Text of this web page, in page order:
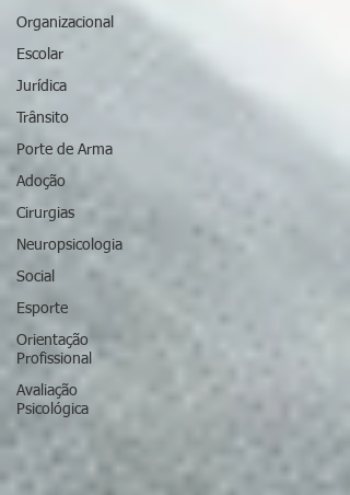
Organizacional
Escolar
Jurídica
Trânsito
Porte de Arma
Adoção
Cirurgias
Neuropsicologia
Social
Esporte
Orientação
Profissional
Avaliação
Psicológica